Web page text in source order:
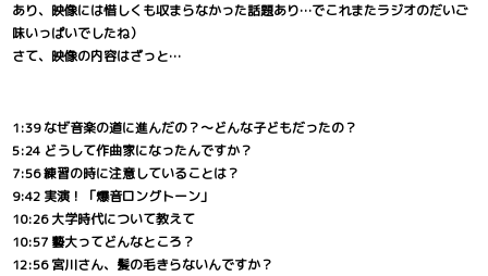
あり、映像には惜しくも収まらなかった話題あり…でこれまたラジオのだいご
味いっぱいでしたね）
さて、映像の内容はざっと…
1:39 なぜ音楽の道に進んだの？～どんな子どもだったの？
5:24 どうして作曲家になったんですか？
7:56 練習の時に注意していることは？
9:42 実演！「爆音ロングトーン」
10:26 大学時代について教えて
10:57 藝大ってどんなところ？
12:56 宮川さん、髪の毛きらないんですか？